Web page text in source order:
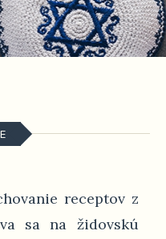
receptov z
sa na židovskú